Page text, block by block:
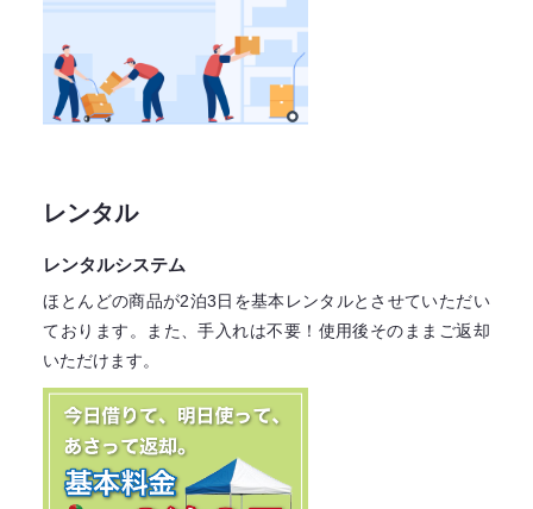
レンタル
レンタルシステム
ほとんどの商品が2泊3日を基本レンタルとさせていただい
ております。
また、手入れは不要！ 使用後そのままご返却
いただけます。